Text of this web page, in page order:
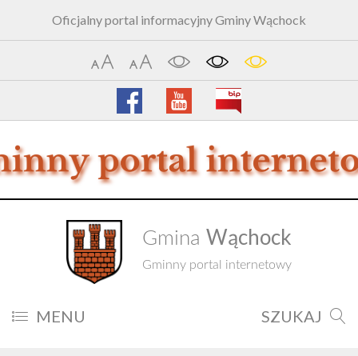
Oficjalny portal informacyjny Gminy Wąchock
Gmina Wąchock
Gminny portal internetowy
MENU SZUKAJ